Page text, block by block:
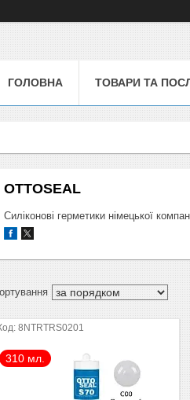
ГОЛОВНА ТОВАРИ ТА
OTTOSEAL
Силіконові герметики німецької
8NTRTRS0201
310 мл.